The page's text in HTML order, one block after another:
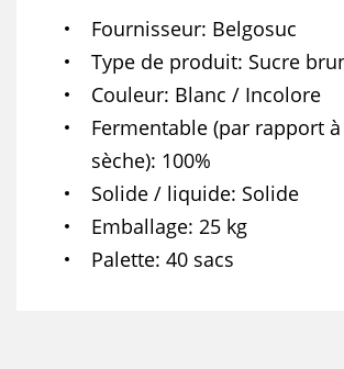
Fournisseur Belgosuc
Type de produit Sucre
Couleur Blanc / Incolore
Fermentable (par rapport
sèche) 100%
Solide / liquide Solide
Emballage 25 kg
Palette 40 sacs